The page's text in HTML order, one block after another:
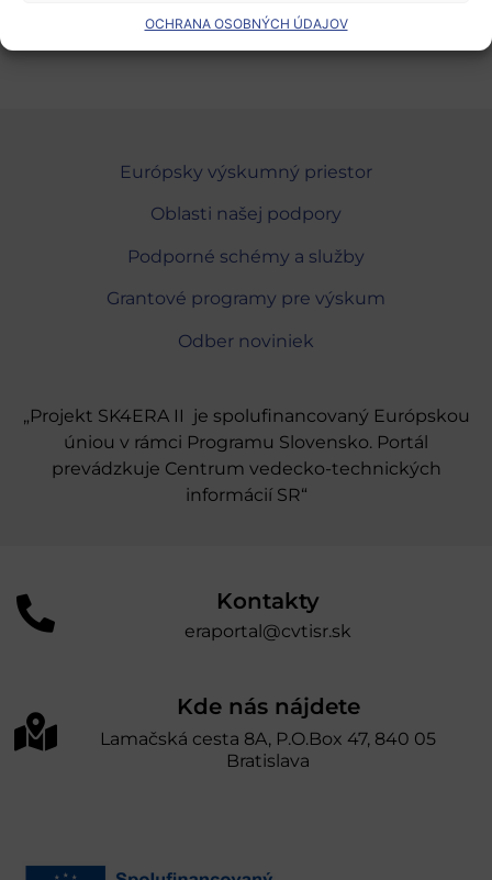
OCHRANA OSOBNÝCH ÚDAJOV
Európsky výskumný priestor
Oblasti našej podpory
Podporné schémy a služby
Grantové programy pre výskum
Odber noviniek
„Projekt SK4ERA II je spolufinancovaný Európskou
úniou v rámci Programu Slovensko. Portál
prevádzkuje Centrum vedecko-technických
informácií SR“
Kontakty
eraportal@cvtisr.sk
Kde nás nájdete
Lamačská cesta 8A, P.O.Box 47, 840 05
Bratislava